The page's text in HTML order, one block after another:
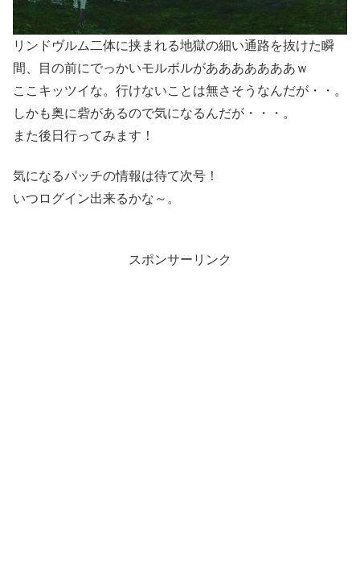
リンドヴルム二体に挟まれる地獄の細い通路を抜けた瞬
間、目の前にでっかいモルボルがあああああああｗ
ここキッツイな。行けないことは無さそうなんだが・・。
しかも奥に砦があるので気になるんだが・・・。
また後日行ってみます！
気になるパッチの情報は待て次号！
いつログイン出来るかな～。
スポンサーリンク